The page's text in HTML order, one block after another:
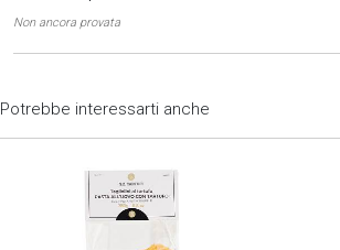
Non ancora provata
Potrebbe interessarti anche